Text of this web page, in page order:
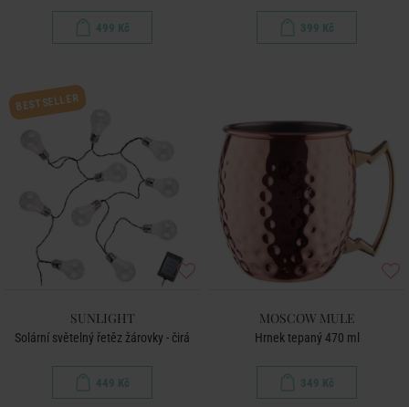
499 Kč 399 Kč
BESTSELLER
SUNLIGHT
Solární světelný řetěz žárovky - čirá
449 Kč
MOSCOW MULE
Hrnek tepaný 470 ml
349 Kč